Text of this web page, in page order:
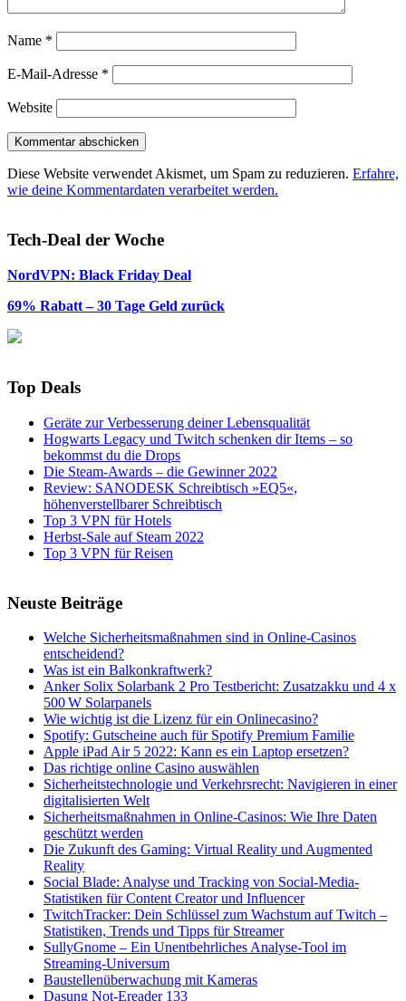
Name *
E-Mail-Adresse *
Website
Diese Website verwendet Akismet, um Spam zu reduzieren. Erfahre,
wie deine Kommentardaten verarbeitet werden.
Tech-Deal der Woche
NordVPN: Black Friday Deal
69% Rabatt – 30 Tage Geld zurück
Top Deals
Geräte zur Verbesserung deiner Lebensqualität
Hogwarts Legacy und Twitch schenken dir Items – so
bekommst du die Drops
Die Steam-Awards – die Gewinner 2022
Review: SANODESK Schreibtisch »EQ5«,
höhenverstellbarer Schreibtisch
Top 3 VPN für Hotels
Herbst-Sale auf Steam 2022
Top 3 VPN für Reisen
Neuste Beiträge
Welche Sicherheitsmaßnahmen sind in Online-Casinos
entscheidend?
Was ist ein Balkonkraftwerk?
Anker Solix Solarbank 2 Pro Testbericht: Zusatzakku und 4 x
500 W Solarpanels
Wie wichtig ist die Lizenz für ein Onlinecasino?
Spotify: Gutscheine auch für Spotify Premium Familie
Apple iPad Air 5 2022: Kann es ein Laptop ersetzen?
Das richtige online Casino auswählen
Sicherheitstechnologie und Verkehrsrecht: Navigieren in einer
digitalisierten Welt
Sicherheitsmaßnahmen in Online-Casinos: Wie Ihre Daten
geschützt werden
Die Zukunft des Gaming: Virtual Reality und Augmented
Reality
Social Blade: Analyse und Tracking von Social-Media-
Statistiken für Content Creator und Influencer
TwitchTracker: Dein Schlüssel zum Wachstum auf Twitch –
Statistiken, Trends und Tipps für Streamer
SullyGnome – Ein Unentbehrliches Analyse-Tool im
Streaming-Universum
Baustellenüberwachung mit Kameras
Dasung Not-Ereader 133